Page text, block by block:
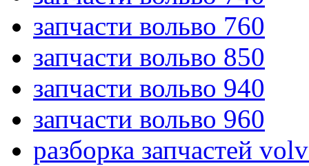
запчасти вольво 760
запчасти вольво 850
запчасти вольво 940
запчасти вольво 960
разборка запчастей